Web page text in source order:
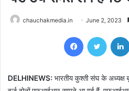
chauchakmedia.in June 2, 2023
FacebookTwitter
DELHINEWS: भारतीय कुश्ती संघ के